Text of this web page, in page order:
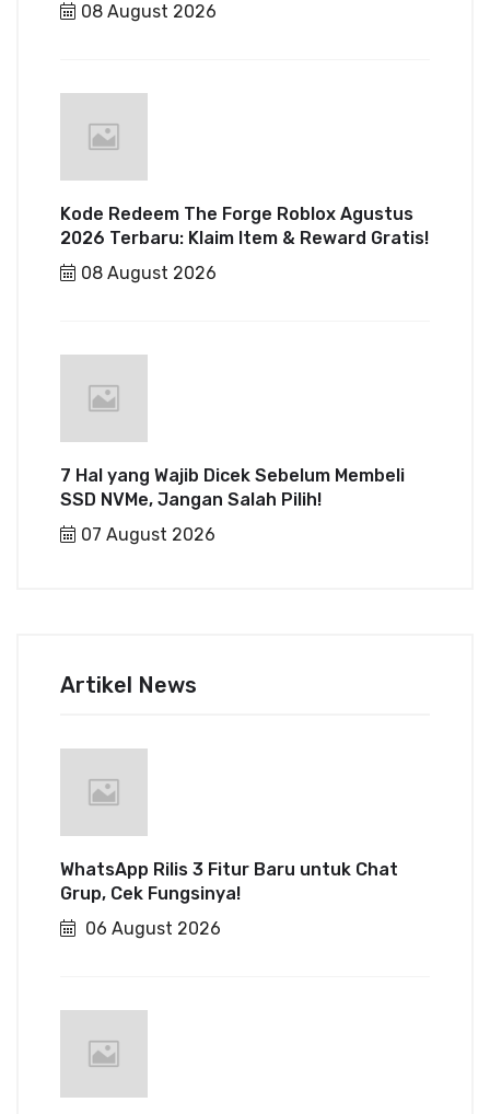
08 August 2026
Kode Redeem The Forge Roblox Agustus
2026 Terbaru: Klaim Item & Reward Gratis!
08 August 2026
7 Hal yang Wajib Dicek Sebelum Membeli
SSD NVMe, Jangan Salah Pilih!
07 August 2026
Artikel News
WhatsApp Rilis 3 Fitur Baru untuk Chat
Grup, Cek Fungsinya!
06 August 2026